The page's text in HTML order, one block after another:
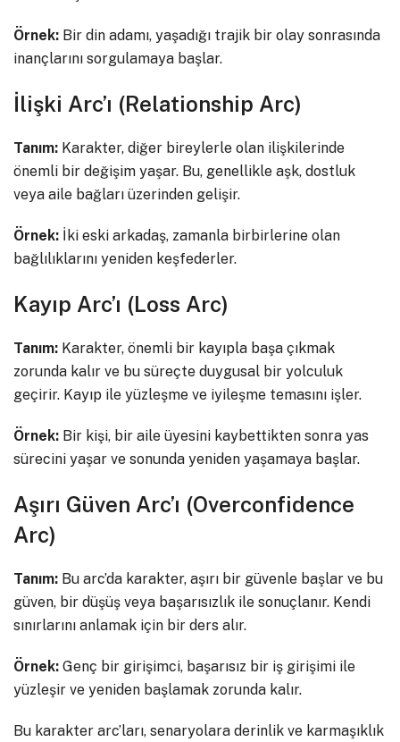
Örnek: Bir din adamı, yaşadığı trajik bir olay sonrasında
inançlarını sorgulamaya başlar.
İlişki Arc’ı (Relationship Arc)
Tanım: Karakter, diğer bireylerle olan ilişkilerinde
önemli bir değişim yaşar. Bu, genellikle aşk, dostluk
veya aile bağları üzerinden gelişir.
Örnek: İki eski arkadaş, zamanla birbirlerine olan
bağlılıklarını yeniden keşfederler.
Kayıp Arc’ı (Loss Arc)
Tanım: Karakter, önemli bir kayıpla başa çıkmak
zorunda kalır ve bu süreçte duygusal bir yolculuk
geçirir. Kayıp ile yüzleşme ve iyileşme temasını işler.
Örnek: Bir kişi, bir aile üyesini kaybettikten sonra yas
sürecini yaşar ve sonunda yeniden yaşamaya başlar.
Aşırı Güven Arc’ı (Overconfidence
Arc)
Tanım: Bu arc’da karakter, aşırı bir güvenle başlar ve bu
güven, bir düşüş veya başarısızlık ile sonuçlanır. Kendi
sınırlarını anlamak için bir ders alır.
Örnek: Genç bir girişimci, başarısız bir iş girişimi ile
yüzleşir ve yeniden başlamak zorunda kalır.
Bu karakter arc’ları, senaryolara derinlik ve karmaşıklık